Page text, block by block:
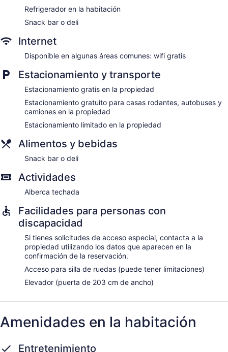
Refrigerador en la habitación
Snack bar o deli
Internet
Disponible en algunas áreas comunes: wifi gratis
Estacionamiento y transporte
Estacionamiento gratis en la propiedad
Estacionamiento gratuito para casas rodantes, autobuses y
camiones en la propiedad
Estacionamiento limitado en la propiedad
Alimentos y bebidas
Snack bar o deli
Actividades
Alberca techada
Facilidades para personas con
discapacidad
Si tienes solicitudes de acceso especial, contacta a la
propiedad utilizando los datos que aparecen en la
confirmación de la reservación.
Acceso para silla de ruedas (puede tener limitaciones)
Elevador (puerta de 203 cm de ancho)
Amenidades en la habitación
Entretenimiento